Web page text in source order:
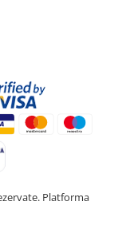
Platforma